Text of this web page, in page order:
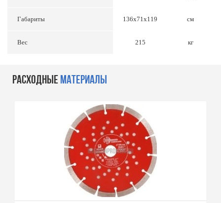
Габариты 136х71х119 см
Вес 215 кг
РАСХОДНЫЕ МАТЕРИАЛЫ